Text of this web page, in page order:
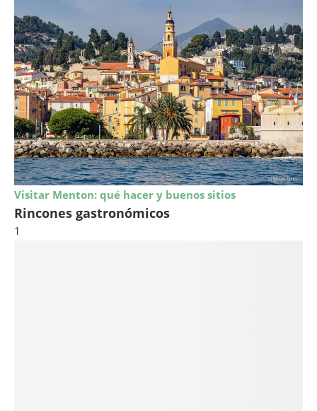
Visitar Menton: qué hacer y buenos sitios
Rincones gastronómicos
1